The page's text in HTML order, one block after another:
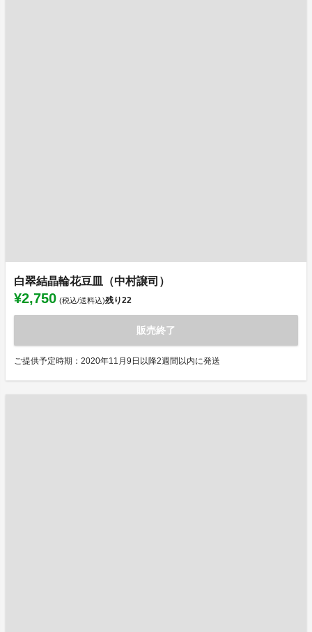
白翠結晶輪花豆皿（中村譲司）
¥2,750 (税込/送料込)残り22
販売終了
ご提供予定時期：2020年11月9日以降2週間以内に発送